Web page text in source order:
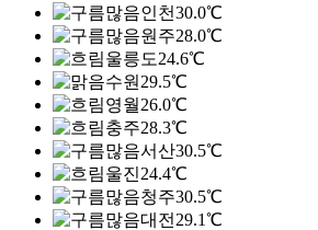
인천30.0℃
원주28.0℃
울릉도24.6℃
수원 29.5℃
영월26.0℃
충주28.3℃
서산30.5℃
울진24.4℃
청주30.5℃
대전 29.1℃